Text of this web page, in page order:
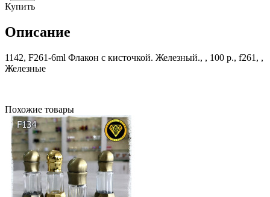
Купить
Описание
1142, F261-6ml Флакон с кисточкой. Железный., , 100 р., f261, ,
Железные
Похожие товары